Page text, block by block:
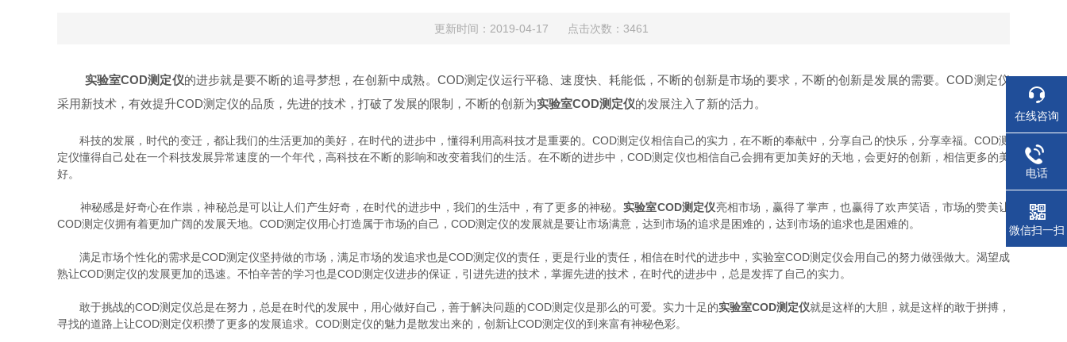
更新时间：2019-04-17 点击次数：3461
实验室COD测定仪的进步就是要不断的追寻梦想，在创新中成熟。COD测定仪运行平稳、速度快、耗能低，不断的创新是市场的要求，不断的创新是发展的需要。COD测定仪
采用新技术，有效提升COD测定仪的品质，先进的技术，打破了发展的限制，不断的创新为实验室COD测定仪的发展注入了新的活力。
科技的发展，时代的变迁，都让我们的生活更加的美好，在时代的进步中，懂得利用高科技才是重要的。COD测定仪相信自己的实力，在不断的奉献中，分享自己的快乐，分享幸福。COD测
定仪懂得自己处在一个科技发展异常速度的一个年代，高科技在不断的影响和改变着我们的生活。在不断的进步中，COD测定仪也相信自己会拥有更加美好的天地，会更好的创新，相信更多的美
好。
神秘感是好奇心在作祟，神秘总是可以让人们产生好奇，在时代的进步中，我们的生活中，有了更多的神秘。 实验室COD测定仪亮相市场，赢得了掌声，也赢得了欢声笑语，市场的赞美让
COD测定仪拥有着更加广阔的发展天地。COD测定仪用心打造属于市场的自己，COD测定仪的发展就是要让市场满意，达到市场的追求是困难的，达到市场的追求也是困难的。
满足市场个性化的需求是COD测定仪坚持做的市场，满足市场的发追求也是COD测定仪的责任，更是行业的责任，相信在时代的进步中，实验室COD测定仪会用自己的努力做强做大。渴望成
熟让COD测定仪的发展更加的迅速。不怕辛苦的学习也是COD测定仪进步的保证，引进先进的技术，掌握先进的技术，在时代的进步中，总是发挥了自己的实力。
敢于挑战的COD测定仪总是在努力，总是在时代的发展中，用心做好自己，善于解决问题的COD测定仪是那么的可爱。实力十足的实验室COD测定仪就是这样的大胆，就是这样的敢于拼搏，
寻找的道路上让COD测定仪积攒了更多的发展追求。COD测定仪的魅力是散发出来的，创新让COD测定仪的到来富有神秘色彩。
在线咨询
电话
微信扫一扫